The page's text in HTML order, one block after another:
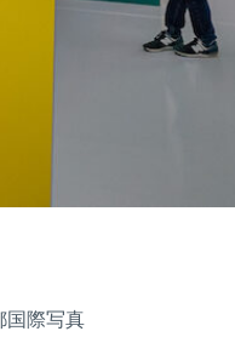
国際写真